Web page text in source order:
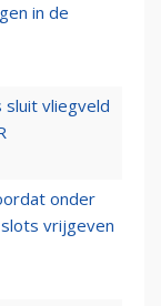
in de
sluit vliegveld
onder
vrijgeven